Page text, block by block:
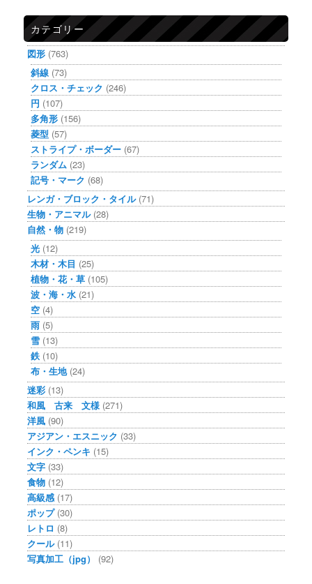
カテゴリー
図形 (763)
斜線 (73)
クロス・チェック (246)
円 (107)
多角形 (156)
菱型 (57)
ストライプ・ボーダー (67)
ランダム (23)
記号・マーク (68)
レンガ・ブロック・タイル(71)
生物・アニマル(28)
自然・物 (219)
光 (12)
木材・木目 (25)
植物・花・草 (105)
波・海・水 (21)
空 (4)
雨 (5)
雪 (13)
鉄 (10)
布・生地(24)
迷彩 (13)
和風 古来 文様 (271)
洋風 (90)
アジアン・エスニック (33)
インク・ペンキ (15)
文字 (33)
食物 (12)
高級感 (17)
ポップ(30)
レトロ (8)
クール(11)
写真加工（jpg）
(92)